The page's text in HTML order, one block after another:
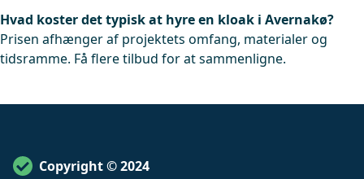
Hvad koster det typisk at hyre en kloak i Avernakø?
Prisen afhænger af projektets omfang, materialer og
tidsramme. Få flere tilbud for at sammenligne.
Copyright © 2024